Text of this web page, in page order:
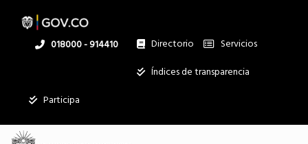
contenido
Linea
018000 - 914410 Directorio
Institucional
Servicios
Índices de transparencia
Participa
registros
Buscar: